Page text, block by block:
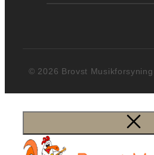
© 2026 Brovst Musikforsyning